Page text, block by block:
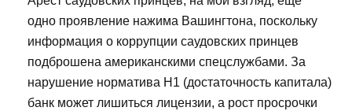
одно проявление нажима Вашингтона, поскольку
информация о коррупции саудовских принцев
подброшена американскими спецслужбами. За
нарушение норматива Н1 (достаточность капитала)
банк может лишиться лицензии, а рост просрочки